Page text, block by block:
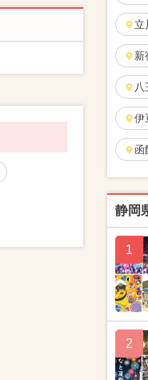
立
新
八
伊
函
静岡
1
2